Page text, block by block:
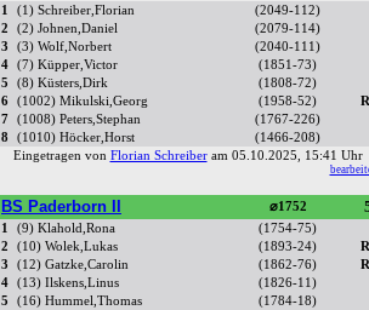
1 (1) Schreiber,Florian (2049-112)
2
(2) Johnen,Daniel (2079-114)
3
(3) Wolf,Norbert (2040-111)
4
(7) Küpper,Victor (1851-73)
5
(8) Küsters,Dirk (1808-72)
6
(1002) Mikulski,Georg (1958-52)
7
(1008) Peters,Stephan (1767-226)
8
(1010) Höcker,Horst (1466-208)
Eingetragen von Florian Schreiberam 05.10.2025, 15:41
BS Paderborn II ⌀1752
1 (9) Klahold,Rona
(1754-75)
2
(10) Wolek,Lukas (1893-24)
3
(12) Gatzke,Carolin (1862-76)
4
(13) Ilskens,Linus (1826-11)
5
(16) Hummel,Thomas (1784-18)